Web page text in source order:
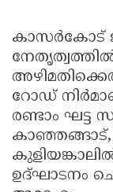
കാസർകോട്
റോഡ്
രണ്ടാം ഘട്ട
ഉദ്ഘാടനം